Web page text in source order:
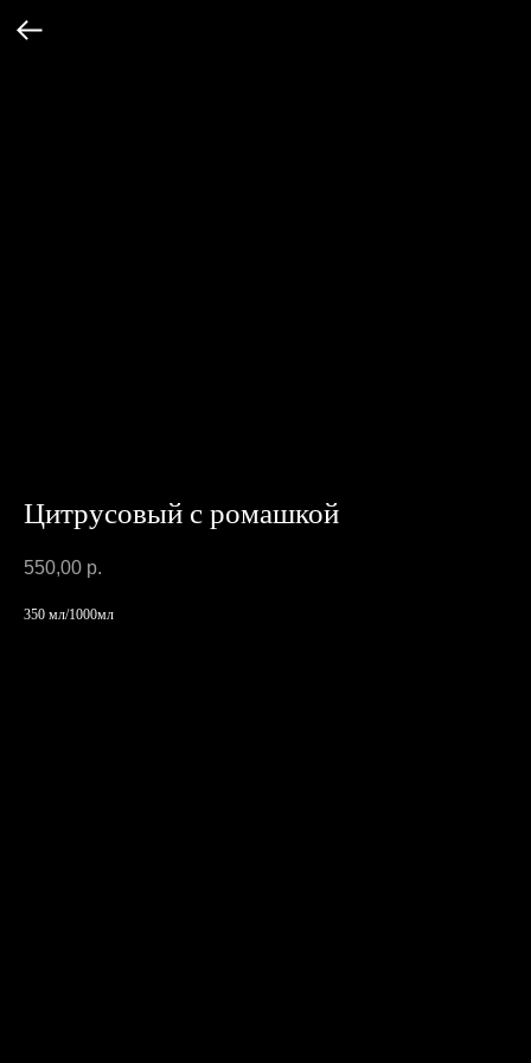
Цитрусовый с ромашкой
550,00 р.
350 мл/1000мл